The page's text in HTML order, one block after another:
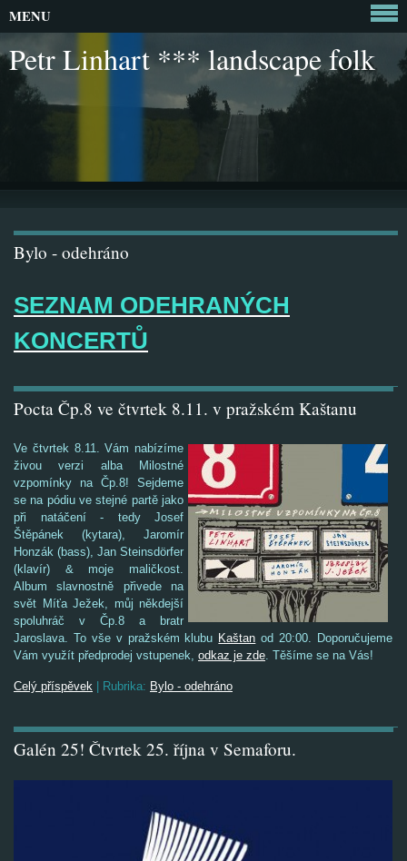
Petr Linhart *** landscape folk
Bylo - odehráno
SEZNAM ODEHRANÝCH
KONCERTŮ
Pocta Čp.8 ve čtvrtek 8.11. v pražském Kaštanu
Ve čtvrtek 8.11. Vám nabízíme
živou verzi alba Milostné
vzpomínky na Čp.8! Sejdeme
se na pódiu ve stejné partě jako
při natáčení - tedy Josef
Štěpánek (kytara), Jaromír
Honzák (bass), Jan Steinsdörfer
(klavír) & moje maličkost.
Album slavnostně přivede na
svět Míťa Ježek, můj někdejší
spoluhráč v Čp.8 a bratr
Jaroslava. To vše v pražském klubu Kaštan od 20:00. Doporučujeme
Vám využít předprodej vstupenek, odkaz je zde. Těšíme se na Vás!
Celý příspěvek Rubrika: Bylo - odehráno
Galén 25! Čtvrtek 25. října v Semaforu.
MENU